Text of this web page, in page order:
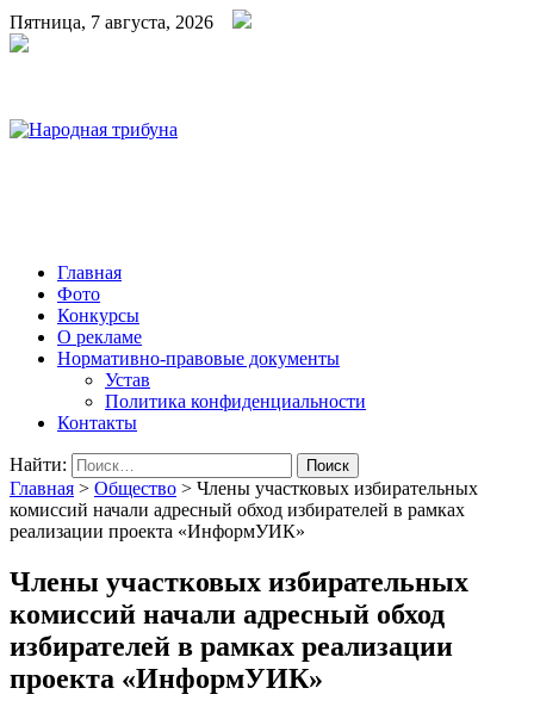
Пятница, 7 августа, 2026
Главная
Фото
Конкурсы
О рекламе
Нормативно-правовые документы
Устав
Политика конфиденциальности
Контакты
Найти:
Главная > Общество > Члены участковых избирательных
комиссий начали адресный обход избирателей в рамках
реализации проекта «ИнформУИК»
Члены участковых избирательных
комиссий начали адресный обход
избирателей в рамках реализации
проекта «ИнформУИК»